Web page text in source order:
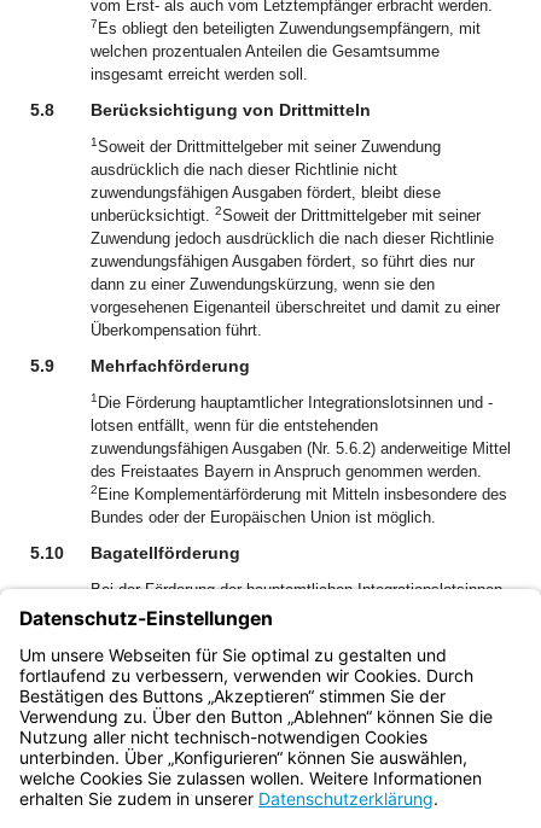
vom Erst- als auch vom Letztempfänger erbracht werden.
7 Es obliegt den beteiligten Zuwendungsempfängern, mit
welchen prozentualen Anteilen die Gesamtsumme
insgesamt erreicht werden soll.
5.8 Berücksichtigung von Drittmitteln
1Soweit der Drittmittelgeber mit seiner Zuwendung
ausdrücklich die nach dieser Richtlinie nicht
zuwendungsfähigen Ausgaben fördert, bleibt diese
unberücksichtigt. 2Soweit der Drittmittelgeber mit seiner
Zuwendung jedoch ausdrücklich die nach dieser Richtlinie
zuwendungsfähigen Ausgaben fördert, so führt dies nur
dann zu einer Zuwendungskürzung, wenn sie den
vorgesehenen Eigenanteil überschreitet und damit zu einer
Überkompensation führt.
5.9 Mehrfachförderung
1 Die Förderung hauptamtlicher Integrationslotsinnen und -
lotsen entfällt, wenn für die entstehenden
zuwendungsfähigen Ausgaben (Nr. 5.6.2) anderweitige Mittel
des Freistaates Bayern in Anspruch genommen werden.
2 Eine Komplementärförderung mit Mitteln insbesondere des
Bundes oder der Europäischen Union ist möglich.
5.10 Bagatellförderung
Bei der Förderung der hauptamtlichen Integrationslotsinnen
und -lotsen wird eine Förderung in der Regel nur gewährt,
wenn die abschließend festgestellten zuwendungsfähigen
Ausgaben für ein Förderjahr 20 000 Euro überschreiten
(Bagatellgrenze).
Bayern.de
BayernPortal